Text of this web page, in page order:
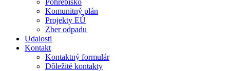
Pohrebisko
Komunitný plán
Projekty EÚ
Zber odpadu
Udalosti
Kontakt
Kontaktný formulár
Dôležité kontakty